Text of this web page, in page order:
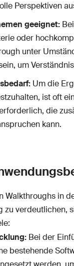
Perspektiven
geeignet:
oder
unter
um
Um die
ist oft
die
kann.
Walkthroughs in
zu verdeutlichen,
Bei der
bestehende